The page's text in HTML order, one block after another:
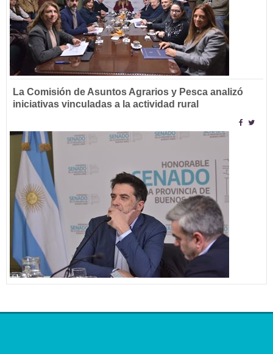
La Comisión de Asuntos Agrarios y Pesca analizó
iniciativas vinculadas a la actividad rural